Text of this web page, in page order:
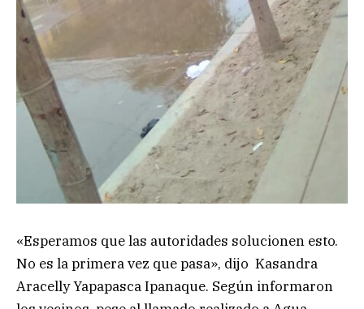
«Esperamos que las autoridades solucionen esto.
No es la primera vez que pasa», dijo Kasandra
Aracelly Yapapasca Ipanaque. Según informaron